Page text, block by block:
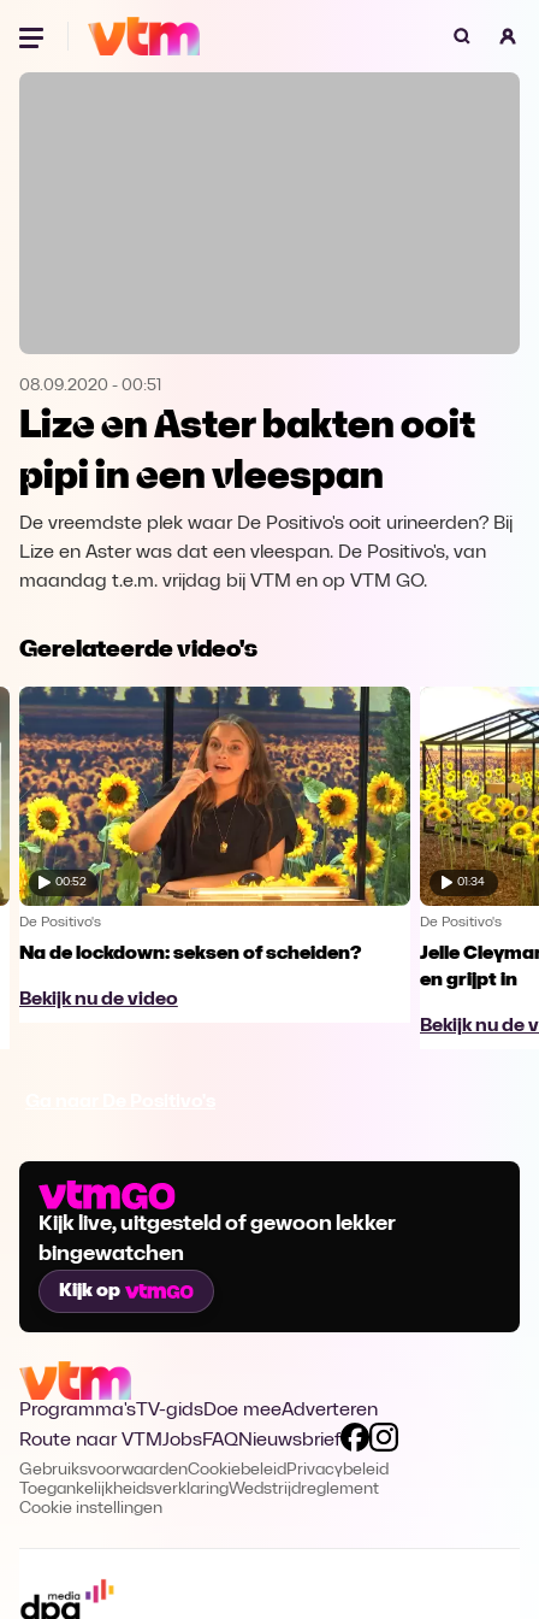
Oeps, browser niet ondersteund
Microsoft Edge Download
Opera Download
08.09.2020 - 00:51
Lize en Aster bakten ooit
pipi in een vleespan
De vreemdste plek waar De Positivo's ooit urineerden? Bij
Lize en Aster was dat een vleespan. De Positivo's, van
maandag t.e.m. vrijdag bij VTM en op VTM GO.
Gerelateerde video's
00:52
De Positivo's
Na de lockdown: seksen of scheiden?
Bekijk nu de video
01:34
De Positivo's
Jelle
en grijpt in
Bekijk nu de
Kijk live, uitgesteld of gewoon lekker
bingewatchen
Kijk op
Programma's TV-gidsDoe meeAdverteren
Route naar VTMJobsFAQNieuwsbrief
GebruiksvoorwaardenCookiebeleid Privacybeleid
ToegankelijkheidsverklaringWedstrijdreglement
Cookie instellingen